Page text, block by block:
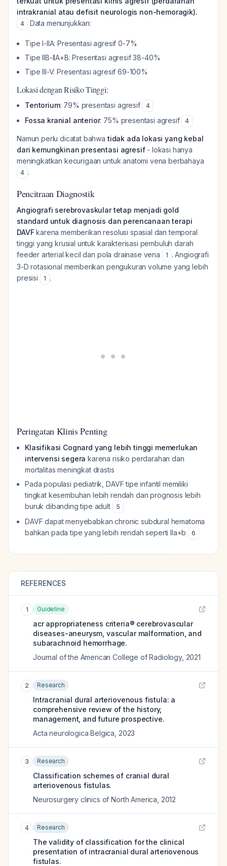
intrakranial atau defisit neurologis non-hemoragik).
4 Data menunjukkan:
Tipe I-IIA: Presentasi agresif 0-7%
Tipe IIB-IIA+B: Presentasi agresif 38-40%
Tipe III-V: Presentasi agresif 69-100%
Lokasi dengan Risiko Tinggi:
Tentorium: 79% presentasi agresif 4
Fossa kranial anterior: 75% presentasi agresif 4
Namun perlu dicatat bahwatidak ada lokasi yang kebal
dari kemungkinan presentasi agresif- lokasi hanya
meningkatkan kecurigaan untuk anatomi vena berbahaya
4 .
Pencitraan Diagnostik
Angiografi serebrovaskular tetap menjadi gold
standard untuk diagnosis dan perencanaan terapi
DAVFkarena memberikan resolusi spasial dan temporal
tinggi yang krusial untuk karakterisasi pembuluh darah
feeder arterial kecil dan pola drainase vena
1 . Angiografi
3-D rotasional memberikan pengukuran volume yang lebih
presisi
1 .
Peringatan Klinis Penting
Klasifikasi Cognard yang lebih tinggi memerlukan
intervensi segera karena risiko perdarahan dan
mortalitas meningkat drastis
Pada populasi pediatrik, DAVF tipe infantil memiliki
tingkat kesembuhan lebih rendah dan prognosis lebih
buruk dibanding tipe adult
5
DAVF dapat menyebabkan chronic subdural hematoma
bahkan pada tipe yang lebih rendah seperti IIa+b
6
REFERENCES
1 Guideline
acr appropriateness criteria® cerebrovascular
diseases-aneurysm, vascular malformation, and
subarachnoid hemorrhage.
Journal of the American College of Radiology, 2021
2 Research
Intracranial dural arteriovenous fistula: a
comprehensive review of the history,
management, and future prospective.
Acta neurologica Belgica 2023
3 Research
Classification schemes of cranial dural
arteriovenous fistulas.
Neurosurgery clinics of North America 2012
4 Research
The validity of classification for the clinical
presentation of intracranial dural arteriovenous
fistulas.